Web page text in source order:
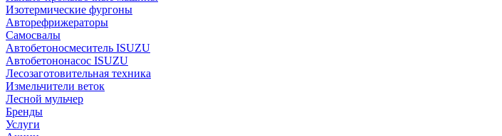
Изотермические фургоны
Авторефрижераторы
Самосвалы
Автобетоносмеситель ISUZU
Автобетононасос ISUZU
Лесозаготовительная техника
Измельчители веток
Лесной мульчер
Бренды
Услуги